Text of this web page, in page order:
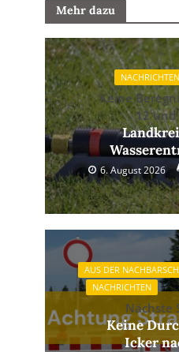
Mehr dazu
NACHRICHTEN
Keine
12 und
6. August 2026
AUS DER
NACHRICHTEN
Nächste
Keine
Icker